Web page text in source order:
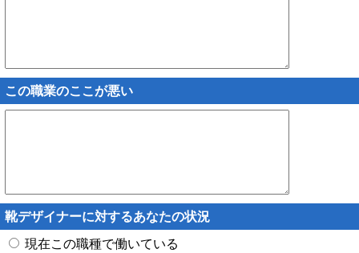
この職業のここが悪い
靴デザイナーに対するあなたの状況
現在この職種で働いている